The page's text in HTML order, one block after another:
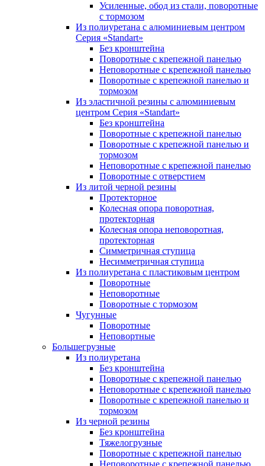
Усиленные, обод из стали, поворотные
с тормозом
Из полиуретана с алюминиевым центром
Серия «Standart»
Без кронштейна
Поворотные с крепежной панелью
Неповоротные с крепежной панелью
Поворотные с крепежной панелью и
тормозом
Из эластичной резины с алюминиевым
центром Серия «Standart»
Без кронштейна
Поворотные с крепежной панелью
Поворотные с крепежной панелью и
тормозом
Неповоротные с крепежной панелью
Поворотные с отверстием
Из литой черной резины
Протекторное
Колесная опора поворотная,
протекторная
Колесная опора неповоротная,
протекторная
Симметричная ступица
Несимметричная ступица
Из полиуретана с пластиковым центром
Поворотные
Неповоротные
Поворотные с тормозом
Чугунные
Поворотные
Неповортные
Большегрузные
Из полиуретана
Без кронштейна
Поворотные с крепежной панелью
Неповоротные с крепежной панелью
Поворотные с крепежной панелью и
тормозом
Из черной резины
Без кронштейна
Тяжелогрузные
Поворотные с крепежной панелью
Неповоротные с крепежной панелью